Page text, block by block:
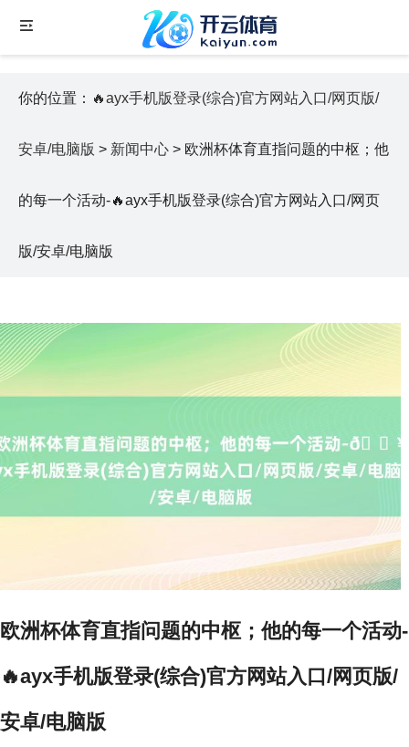
你的位置： 🔥ayx手机版登录(综合)官方网站入口/网页版/
安卓/电脑版 > 新闻中心 > 欧洲杯体育直指问题的中枢；他
的每一个活动-🔥ayx手机版登录(综合)官方网站入口/网页
版/安卓/电脑版
欧洲杯体育直指问题的中枢；他的每一个活动-
🔥ayx手机版登录(综合)官方网站入口/网页版/
安卓/电脑版